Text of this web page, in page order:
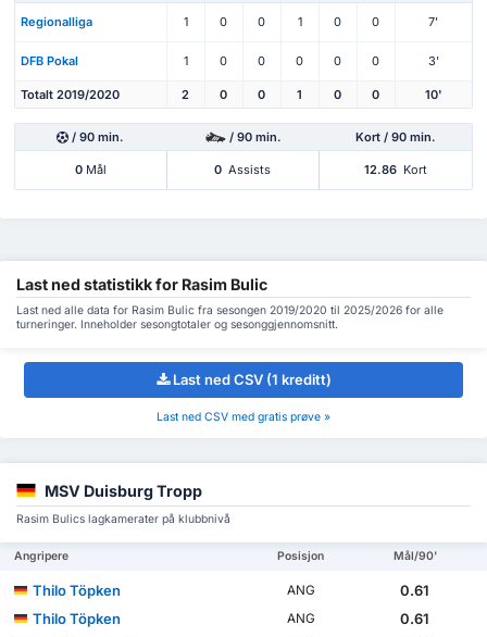
Regionalliga 1 0 0 1 0 0 7'
DFB Pokal 1 0 0 0 0 0 3'
Totalt 2019/2020 2 0 0 1 0 0 10'
/ 90 min. / 90 min. Kort / 90 min.
0Mål 0 Assists 12.86 Kort
Last ned statistikk for Rasim Bulic
Last ned alle data for Rasim Bulic fra sesongen 2019/2020 til 2025/2026 for alle
turneringer. Inneholder sesongtotaler og sesonggjennomsnitt.
Last ned CSV (1 kreditt)
Last ned CSV med gratis prøve »
MSV Duisburg Tropp
Rasim Bulics lagkamerater på klubbnivå
Angripere Posisjon Mål/90'
Thilo Töpken ANG
0.61
Thilo Töpken
ANG
0.61